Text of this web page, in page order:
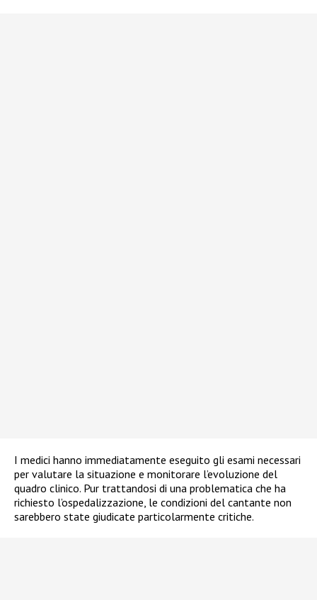
I medici hanno immediatamente eseguito gli esami necessari
per valutare la situazione e monitorare l’evoluzione del
quadro clinico. Pur trattandosi di una problematica che ha
richiesto l’ospedalizzazione, le condizioni del cantante non
sarebbero state giudicate particolarmente critiche.